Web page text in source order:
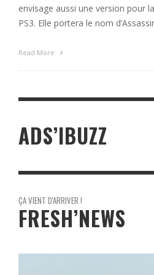
envisage aussi une version pour
PS3. Elle portera le nom
Read More
ADS’IBUZZ
ÇA VIENT D'ARRIVER !
FRESH’NEWS